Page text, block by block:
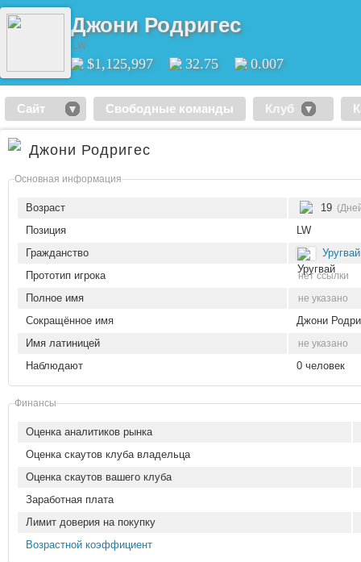
Джони Родригес
LW
$1,125,997 32.75 0.007
Сайт Свободные команды Клуб
Джони Родригес
Основная информация
Возраст 19
Позиция
LW
Гражданство
Уругвай
Прототип игрока
нет ссылки
Полное имя не указано
Сокращённое имя
Джони
Имя латиницей
не указано
Наблюдают 0 человек
Финансы
Оценка аналитиков рынка
Оценка скаутов клуба владельца
Оценка скаутов вашего клуба
Заработная плата
Лимит доверия на покупку
Возрастной коэффициент